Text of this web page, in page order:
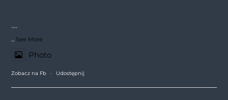
---
See More
Photo
Zobacz na Fb · Udostępnij